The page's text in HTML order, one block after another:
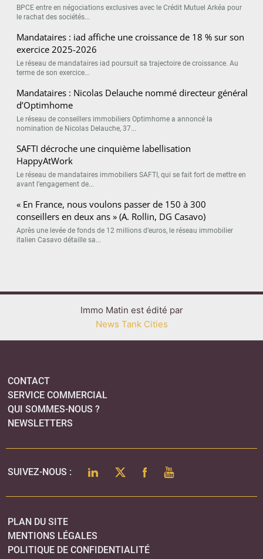
BPCE entre en négociations exclusives avec le Crédit Mutuel Arkéa pour
le rachat des sociétés...
Mandataires : iad affiche une croissance de 18 % sur son
exercice 2025-2026
Le réseau de mandataires iad poursuit sa trajectoire de croissance. Au
terme de son exercice...
Mandataires : Nicolas Delauche nommé directeur général
d’Optimhome
Le réseau de conseillers immobiliers Optimhome a annoncé la
nomination de Nicolas Delauche, 37...
SAFTI décroche une cinquième labellisation
HappyAtWork
Le réseau de mandataires immobiliers SAFTI, qui se fait fort de mettre en
avant l’engagement de...
« En France, nous voulons passer de 150 à 300
conseillers en deux ans » (A. Rollin, DG Casavo)
Après une levée de fonds de 12 millions d’euros, le réseau immobilier
italien Casavo détaille sa...
Immo Matin est édité par
News Tank Cities
CONTACT
SERVICE COMMERCIAL
QUI SOMMES-NOUS ?
NEWSLETTERS
SUIVEZ-NOUS : LINKEDINTWITTERFACEBOOK
YOUTUBE
PLAN DU SITE
MENTIONS LÉGALES
POLITIQUE DE CONFIDENTIALITÉ